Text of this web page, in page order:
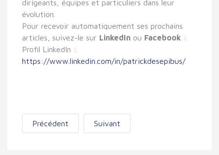
dirigeants, équipes et particuliers dans leur
évolution.
Pour recevoir automatiquement ses prochains
articles, suivez-le sur LinkedIn ou Facebook :
Profil LinkedIn :
https://www.linkedin.com/in/patrickdesepibus/
Précédent Suivant